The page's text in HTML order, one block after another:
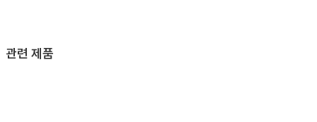
관련 제품